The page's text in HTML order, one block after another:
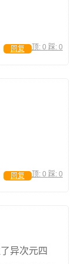
顶: 0 踩: 0
回复
顶: 0 踩: 0
回复
异次元四